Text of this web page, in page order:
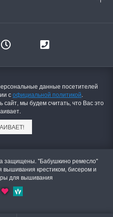
данные посетителей
софициальной политикой.
мы будем считать, что Вас это
защищены. "Бабушкино ремесло"
вышивания крестиком, бисером и
для вышивания